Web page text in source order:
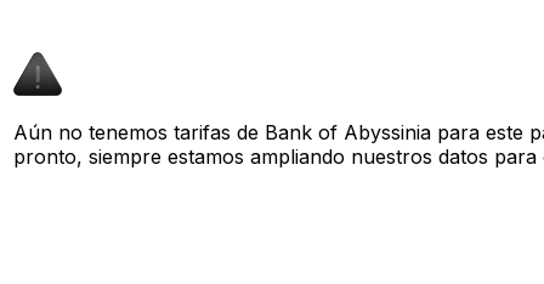
Aún no tenemos tarifas de Bank of Abyssinia para este
pronto, siempre estamos ampliando nuestros datos